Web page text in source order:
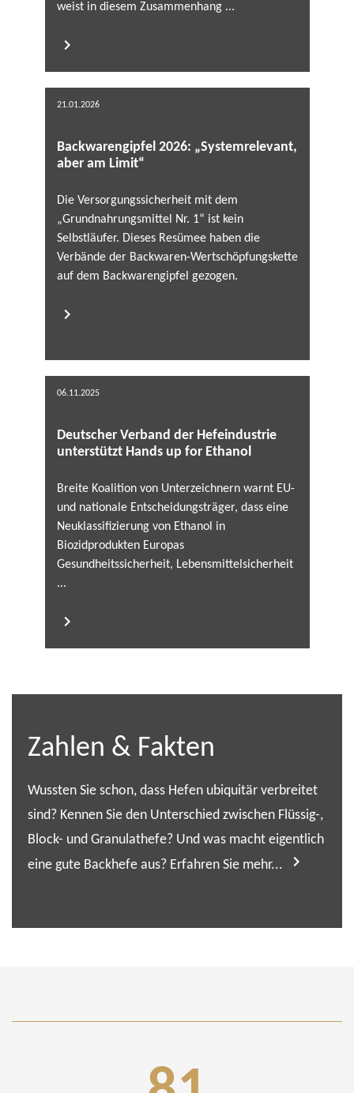
weist in diesem Zusammenhang ...
21.01.2026
Backwarengipfel 2026: „Systemrelevant,
aber am Limit“
Die Versorgungssicherheit mit dem
„Grundnahrungsmittel Nr. 1“ ist kein
Selbstläufer. Dieses Resümee haben die
Verbände der Backwaren-Wertschöpfungskette
auf dem Backwarengipfel gezogen.
06.11.2025
Deutscher Verband der Hefeindustrie
unterstützt Hands up for Ethanol
Breite Koalition von Unterzeichnern warnt EU-
und nationale Entscheidungsträger, dass eine
Neuklassifizierung von Ethanol in
Biozidprodukten Europas
Gesundheitssicherheit, Lebensmittelsicherheit
...
Zahlen & Fakten
Wussten Sie schon, dass Hefen ubiquitär verbreitet
sind? Kennen Sie den Unterschied zwischen Flüssig-,
Block- und Granulathefe? Und was macht eigentlich
eine gute Backhefe aus? Erfahren Sie mehr...